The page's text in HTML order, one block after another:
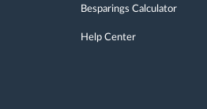
Besparings Calculator
Help Center